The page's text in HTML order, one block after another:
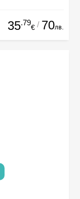
35.79
€ / 70лв.